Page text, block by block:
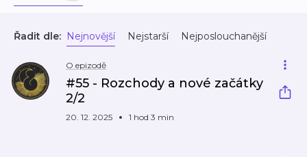
Řadit dle: Nejnovější Nejstarší Nejposlouchanější
O epizodě
#55 - Rozchody a nové začátky
2/2
20. 12. 2025 1 hod 3 min